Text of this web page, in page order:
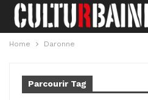
Home Daronne
Parcourir Tag